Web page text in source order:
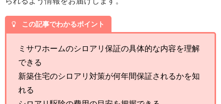
この記事でわかるポイント
ミサワホームのシロアリ保証の具体的な内容を理解
できる
新築住宅のシロアリ対策が何年間保証されるかを知
れる